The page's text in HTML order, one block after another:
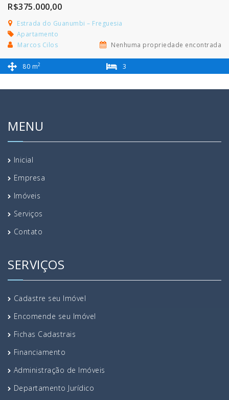
R$375.000,00
Estrada do Guanumbi – Freguesia
Apartamento
Marcos Cilos
Nenhuma propriedade encontrada
80 m2
3
MENU
Inicial
Empresa
Imóveis
Serviços
Contato
SERVIÇOS
Cadastre seu Imóvel
Encomende seu Imóvel
Fichas Cadastrais
Financiamento
Administração de Imóveis
Departamento Jurídico